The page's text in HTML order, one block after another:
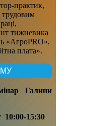
практик,
трудовим
тижневика
«АгроPRO»,
плата».
Галини
10:00-15:30